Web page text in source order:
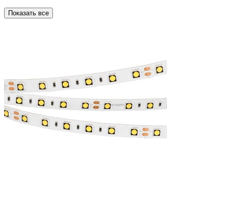
Показать все